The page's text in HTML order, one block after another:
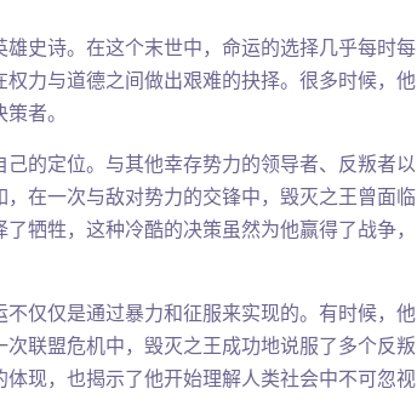
史诗。在这个末世中，命运的选择几乎每时每
力与道德之间做出艰难的抉择。很多时候，他
者。
的定位。与其他幸存势力的领导者、反叛者以
在一次与敌对势力的交锋中，毁灭之王曾面临
牺牲，这种冷酷的决策虽然为他赢得了战争，
仅仅是通过暴力和征服来实现的。有时候，他
联盟危机中，毁灭之王成功地说服了多个反叛
现，也揭示了他开始理解人类社会中不可忽视